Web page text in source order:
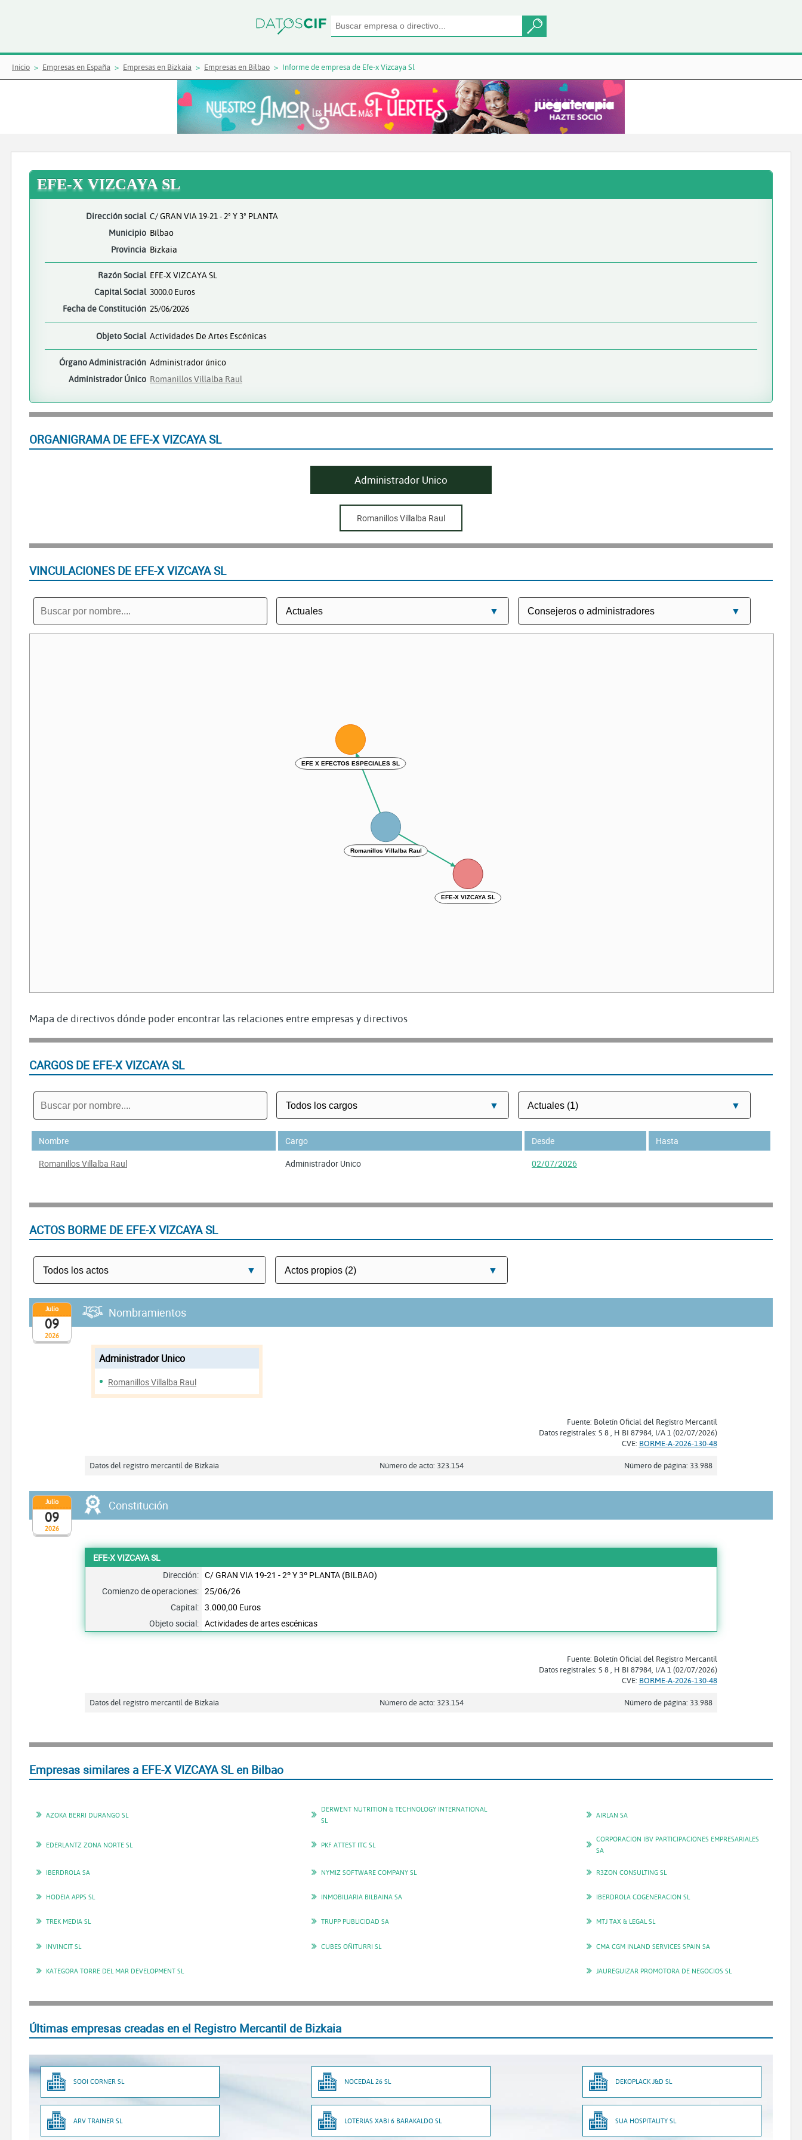
Inicio Empresas en España Empresas en Bizkaia Empresas en Bilbao Informe de empresa de Efe-x Vizcaya Sl
EFE-X VIZCAYA SL
Dirección social C/ GRAN VIA 19-21 - 2º Y 3º PLANTA
Municipio Bilbao
Provincia Bizkaia
Razón Social EFE-X VIZCAYA SL
Capital Social 3000.0 Euros
Fecha de Constitución 25/06/2026
Objeto Social Actividades De Artes Escénicas
Órgano Administración Administrador único
Administrador Único Romanillos Villalba Raul
ORGANIGRAMA DE EFE-X VIZCAYA SL
Administrador Unico
Romanillos Villalba Raul
VINCULACIONES DE EFE-X VIZCAYA SL
EFE-X VIZCAYA SL
Romanillos Villalba Raul
EFE X EFECTOS ESPECIALES SL
Mapa de directivos dónde poder encontrar las relaciones entre empresas y directivos
CARGOS DE EFE-X VIZCAYA SL
Nombre Cargo Desde
Hasta
Romanillos Villalba Raul
Administrador Unico 02/07/2026
ACTOS BORME DE EFE-X VIZCAYA SL
2026
Julio
09
Nombramientos
Administrador Unico
Romanillos Villalba Raul
Fuente: Boletín Oficial del Registro Mercantil
Datos registrales: S 8 , H BI 87984, I/A 1 (02/07/2026)
CVE: BORME-A-2026-130-48
Datos del registro mercantil de Bizkaia Número de acto: 323.154 Número de página: 33.988
2026
Julio
09
Constitución
EFE-X VIZCAYA SL
Dirección: C/ GRAN VIA 19-21 - 2º Y 3º PLANTA (BILBAO)
Comienzo de operaciones: 25/06/26
Capital: 3.000,00 Euros
Objeto social: Actividades de artes escénicas
Fuente: Boletín Oficial del Registro Mercantil
Datos registrales: S 8 , H BI 87984, I/A 1 (02/07/2026)
CVE: BORME-A-2026-130-48
Datos del registro mercantil de Bizkaia Número de acto: 323.154 Número de página: 33.988
Empresas similares a EFE-X VIZCAYA SL en Bilbao
AZOKA BERRI DURANGO SL
DERWENT NUTRITION & TECHNOLOGY INTERNATIONAL
SL
AIRLAN SA
EDERLANTZ ZONA NORTE SL PKF ATTEST ITC SL
CORPORACION IBV PARTICIPACIONES EMPRESARIALES
SA
IBERDROLA SA NYMIZ SOFTWARE COMPANY SL R3ZON CONSULTING SL
HODEIA APPS SL INMOBILIARIA BILBAINA SA IBERDROLA COGENERACION SL
TREK MEDIA SL TRUPP PUBLICIDAD SA MTJ TAX & LEGAL SL
INVINCIT SL CUBES OÑITURRI SL CMA CGM INLAND SERVICES SPAIN SA
KATEGORA TORRE DEL MAR DEVELOPMENT SL JAUREGUIZAR PROMOTORA DE NEGOCIOS SL
Últimas empresas creadas en el Registro Mercantil de Bizkaia
SOOI CORNER SL NOCEDAL 26 SL DEKOPLACK J&D SL
ARV TRAINER SL LOTERIAS XABI 6 BARAKALDO SL SUA HOSPITALITY SL